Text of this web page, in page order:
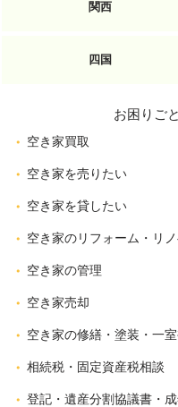
関西
四国
お困りご
空き家買取
空き家を売りたい
空き家を貸したい
空き家のリフォーム・リ
空き家の管理
空き家売却
空き家の修繕・塗装・一
相続税・固定資産税相談
登記・遺産分割協議書・